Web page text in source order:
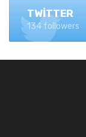
TWITTER
134 followers